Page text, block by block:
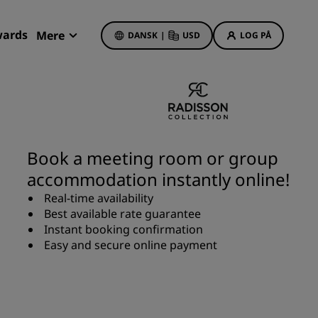
Mere DANSK | USD LOG PÅ
Få bonuspoint som nyt medlem
Deals of the Day
Book på forhånd
Se vores pakker
Book a meeting room or group
accommodation instantly online!
Real-time availability
Best available rate guarantee
Instant booking confirmation
Easy and secure online payment